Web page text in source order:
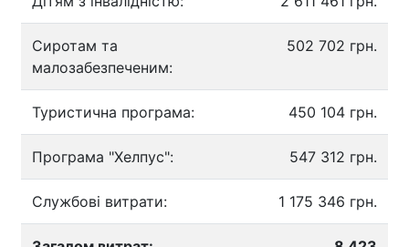
Сиротам та
малозабезпеченим:
502 702 грн.
Туристична програма: 450 104 грн.
Програма "Хелпус": 547 312 грн.
Службові витрати: 1 175 346 грн.